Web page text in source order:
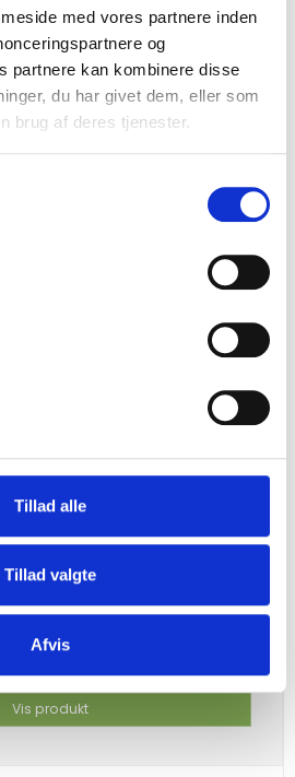
med vores partnere inden
og
partnere kan kombinere disse
du har givet dem, eller som
brug af deres tjenester.
Tillad alle
Tillad valgte
Afvis
Vis produkt